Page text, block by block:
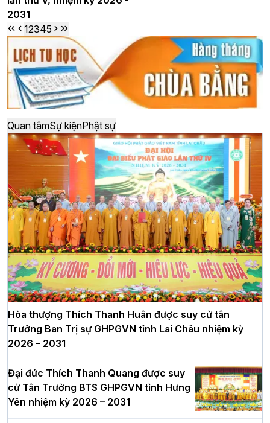
2031
12345
Quan tâmSự kiệnPhật sự
Hòa thượng Thích Thanh Huân được suy cử tân
Trưởng Ban Trị sự GHPGVN tỉnh Lai Châu nhiệm kỳ
2026 – 2031
Đại đức Thích Thanh Quang được suy
cử Tân Trưởng BTS GHPGVN tỉnh Hưng
Yên nhiệm kỳ 2026 – 2031